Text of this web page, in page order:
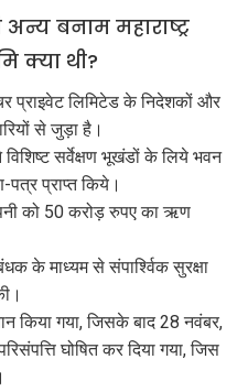
बनाम महाराष्ट्र
क्या थी?
प्राइवेट लिमिटेड के निदेशकों और
से जुड़ा है।
सर्वेक्षण भूखंडों के लिये भवन
पत्र प्राप्त किये।
को 50 करोड़ रुपए का ऋण
के माध्यम से संपार्श्विक सुरक्षा
किया गया, जिसके बाद 28 नवंबर,
घोषित कर दिया गया, जिस